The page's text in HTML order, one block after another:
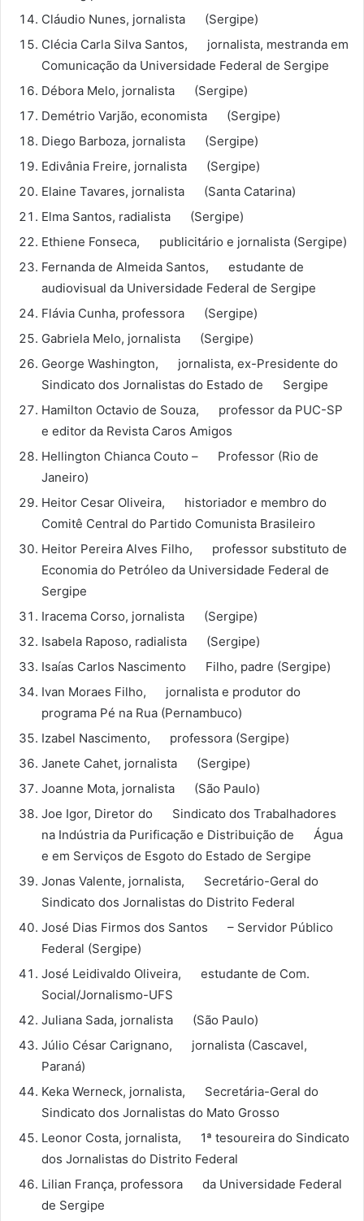
Cláudio Nunes, jornalista (Sergipe)
Clécia Carla Silva Santos, jornalista, mestranda em
Comunicação da Universidade Federal de Sergipe
Débora Melo, jornalista (Sergipe)
Demétrio Varjão, economista (Sergipe)
Diego Barboza, jornalista (Sergipe)
Edivânia Freire, jornalista (Sergipe)
Elaine Tavares, jornalista (Santa Catarina)
Elma Santos, radialista (Sergipe)
Ethiene Fonseca, publicitário e jornalista (Sergipe)
Fernanda de Almeida Santos, estudante de
audiovisual da Universidade Federal de Sergipe
Flávia Cunha, professora (Sergipe)
Gabriela Melo, jornalista (Sergipe)
George Washington, jornalista, ex-Presidente do
Sindicato dos Jornalistas do Estado de Sergipe
Hamilton Octavio de Souza, professor da PUC-SP
e editor da Revista Caros Amigos
Hellington Chianca Couto – Professor (Rio de
Janeiro)
Heitor Cesar Oliveira, historiador e membro do
Comitê Central do Partido Comunista Brasileiro
Heitor Pereira Alves Filho, professor substituto de
Economia do Petróleo da Universidade Federal de
Sergipe
Iracema Corso, jornalista (Sergipe)
Isabela Raposo, radialista (Sergipe)
Isaías Carlos Nascimento Filho, padre (Sergipe)
Ivan Moraes Filho, jornalista e produtor do
programa Pé na Rua (Pernambuco)
Izabel Nascimento, professora (Sergipe)
Janete Cahet, jornalista (Sergipe)
Joanne Mota, jornalista (São Paulo)
Joe Igor, Diretor do Sindicato dos Trabalhadores
na Indústria da Purificação e Distribuição de Água
e em Serviços de Esgoto do Estado de Sergipe
Jonas Valente, jornalista, Secretário-Geral do
Sindicato dos Jornalistas do Distrito Federal
José Dias Firmos dos Santos – Servidor Público
Federal (Sergipe)
José Leidivaldo Oliveira, estudante de Com.
Social/Jornalismo-UFS
Juliana Sada, jornalista (São Paulo)
Júlio César Carignano, jornalista (Cascavel,
Paraná)
Keka Werneck, jornalista, Secretária-Geral do
Sindicato dos Jornalistas do Mato Grosso
Leonor Costa, jornalista, 1ª tesoureira do Sindicato
dos Jornalistas do Distrito Federal
Lilian França, professora da Universidade Federal
de Sergipe